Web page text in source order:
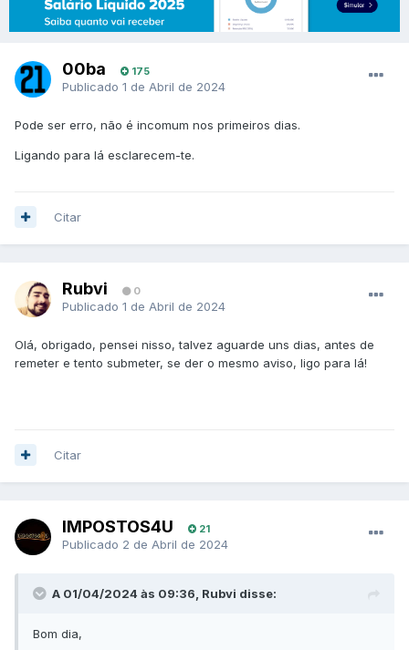
00ba 175
Publicado 1 de Abril de 2024
Pode ser erro, não é incomum nos primeiros dias.
Ligando para lá esclarecem-te.
Citar
Rubvi 0
Publicado 1 de Abril de 2024
Olá, obrigado, pensei nisso, talvez aguarde uns dias, antes de
remeter e tento submeter, se der o mesmo aviso, ligo para lá!
Citar
IMPOSTOS4U 21
Publicado 2 de Abril de 2024
A 01/04/2024 às 09:36, Rubvi disse:
Bom dia,